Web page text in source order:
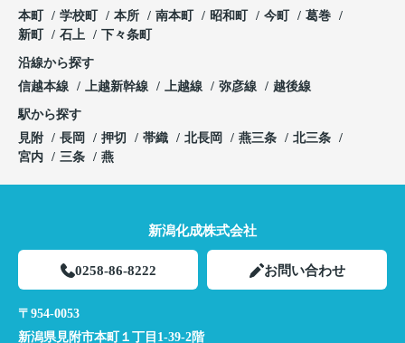
本町
学校町 本所 南本町 昭和町 今町
葛巻
新町
石上 下々条町
沿線から探す
信越本線
上越新幹線 上越線 弥彦線 越後線
駅から探す
見附
長岡 押切 帯織 北長岡 燕三条
北三条
宮内
三条 燕
新潟化成株式会社
0258-86-8222 お問い合わせ
〒954-0053
新潟県見附市本町１丁目1-39-2階